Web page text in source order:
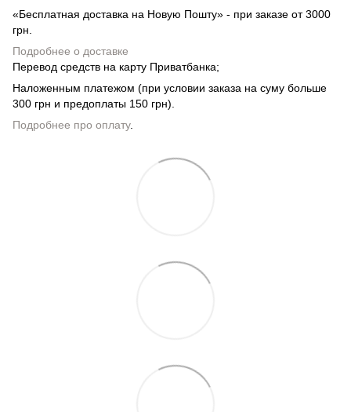
«Бесплатная доставка на Новую Пошту» - при заказе от 3000
грн.
Подробнее о доставке
Перевод средств на карту Приватбанка;
Наложенным платежом (при условии заказа на суму больше
300 грн и предоплаты 150 грн).
Подробнее про оплату.